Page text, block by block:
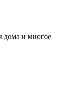
дома и многое